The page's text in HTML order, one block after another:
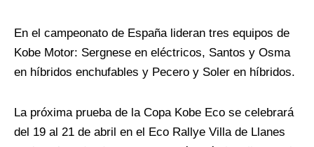
En el campeonato de España lideran tres equipos de
Kobe Motor: Sergnese en eléctricos, Santos y Osma
en híbridos enchufables y Pecero y Soler en híbridos.
La próxima prueba de la Copa Kobe Eco se celebrará
del 19 al 21 de abril en el Eco Rallye Villa de Llanes